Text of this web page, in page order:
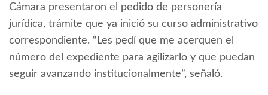
Cámara presentaron el pedido de personería
jurídica, trámite que ya inició su curso administrativo
correspondiente. “Les pedí que me acerquen el
número del expediente para agilizarlo y que puedan
seguir avanzando institucionalmente”, señaló.